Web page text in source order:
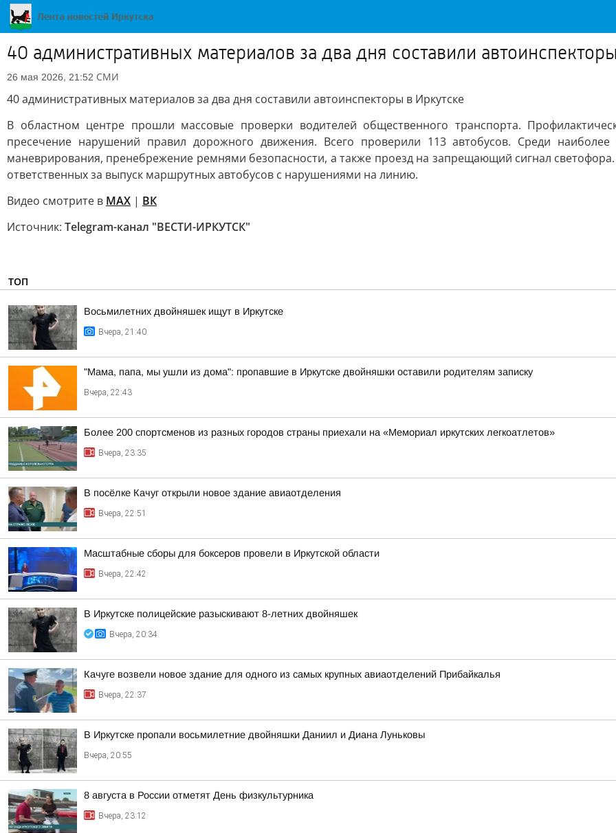
40 административных материалов за два дня составили
26 мая 2026, 21:52 СМИ
40 административных материалов за два дня составили автоинспекторы в Иркутске
В областном центре прошли массовые проверки водителей общественного транспорта.
пресечение нарушений правил дорожного движения. Всего проверили 113 автобусов. Среди
маневрирования, пренебрежение ремнями безопасности, а также проезд на запрещающий сигнал
ответственных за выпуск маршрутных автобусов с нарушениями на линию.
Видео смотрите в MAX | ВК
Источник: Telegram-канал "ВЕСТИ-ИРКУТСК"
ТОП
Восьмилетних двойняшек ищут в Иркутске
Вчера, 21:40
"Мама, папа, мы ушли из дома": пропавшие в Иркутске двойняшки оставили родителям записку
Вчера, 22:43
Более 200 спортсменов из разных городов страны приехали на «Мемориал иркутских легкоатлетов»
Вчера, 23:35
В посёлке Качуг открыли новое здание авиаотделения
Вчера, 22:51
Масштабные сборы для боксеров провели в Иркутской области
Вчера, 22:42
В Иркутске полицейские разыскивают 8-летних двойняшек
Вчера, 20:34
Качуге возвели новое здание для одного из самых крупных авиаотделений Прибайкалья
Вчера, 22:37
В Иркутске пропали восьмилетние двойняшки Даниил и Диана Луньковы
Вчера, 20:55
8 августа в России отметят День физкультурника
Вчера, 23:12